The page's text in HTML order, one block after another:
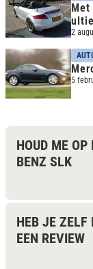
2
5
HOUD ME OP
BENZ SLK
HEB JE ZELF
EEN REVIEW